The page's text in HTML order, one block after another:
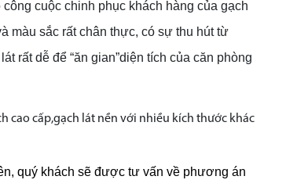
cuộc chinh phục khách hàng của gạch
màu sắc rất chân thực, có sự thu hút từ
rất dễ để “ăn gian”diện tích của căn phòng
cao cấp,gạch lát nền với nhiều kích thước khác
quý khách sẽ được tư vấn về phương án